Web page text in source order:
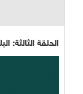
الحلقة الثالثة: